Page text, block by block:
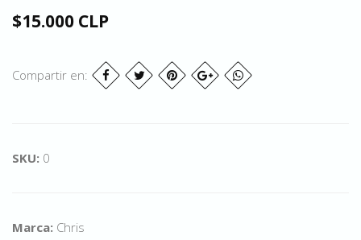
$15.000 CLP
Compartir en:
SKU: 0
Marca: Chris